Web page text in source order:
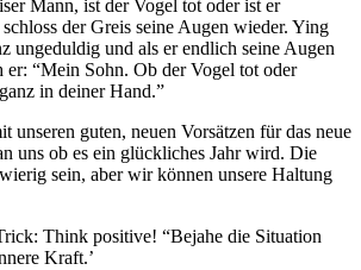
Mann, ist der Vogel tot oder ist er
der Greis seine Augen wieder. Ying
ungeduldig und als er endlich seine Augen
er: “Mein Sohn. Ob der Vogel tot oder
in deiner Hand.”
unseren guten, neuen Vorsätzen für das neue
uns ob es ein glückliches Jahr wird. Die
sein, aber wir können unsere Haltung
Think positive! “Bejahe die Situation
Kraft.’